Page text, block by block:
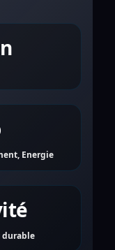
Energie
durable